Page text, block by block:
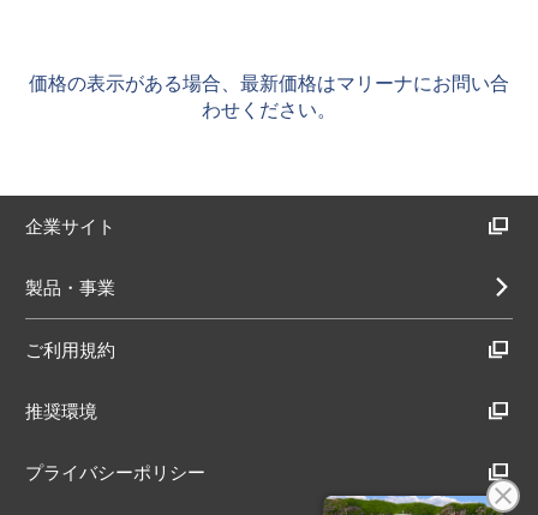
価格の表示がある場合、最新価格はマリーナにお問い合
わせください。
企業サイト
製品・事業
ご利用規約
推奨環境
プライバシーポリシー